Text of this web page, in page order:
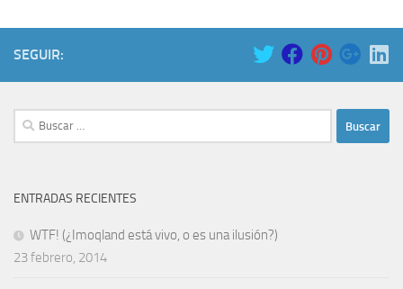
SEGUIR:
Buscar:
ENTRADAS RECIENTES
WTF! (¿Imoqland está vivo, o es una ilusión?)
23 febrero, 2014